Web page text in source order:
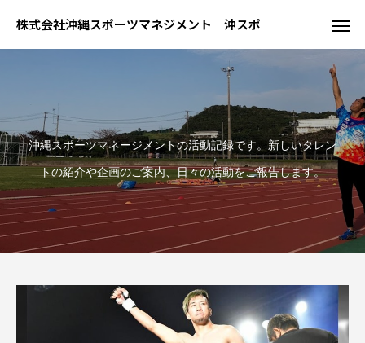
株式会社沖縄スポーツマネジメント｜沖スポ
球
沖縄スポーツマネージメントの活動記録です。新しいタレン
トの紹介や企画のご案内、日々の活動をご報告します。